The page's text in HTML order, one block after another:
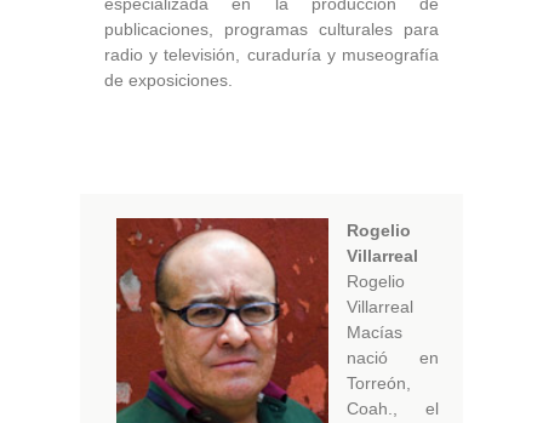
publicaciones, programas culturales para
radio y televisión, curaduría y museografía
de exposiciones.
Rogelio
Villarreal
Rogelio
Villarreal
Macías
nació en
Torreón,
Coah., el